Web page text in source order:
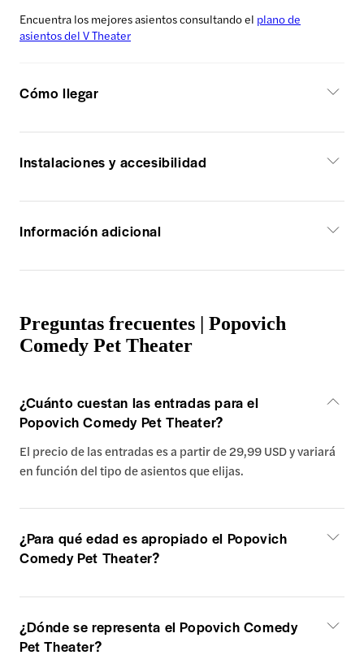
Encuentra los mejores asientos consultando el plano de
asientos del V Theater
Cómo llegar
Instalaciones y accesibilidad
Información adicional
Preguntas frecuentes | Popovich
Comedy Pet Theater
¿Cuánto cuestan las entradas para el
Popovich Comedy Pet Theater?
El precio de las entradas es a partir de 29,99 USD y variará
en función del tipo de asientos que elijas.
¿Para qué edad es apropiado el Popovich
Comedy Pet Theater?
¿Dónde se representa el Popovich Comedy
Pet Theater?